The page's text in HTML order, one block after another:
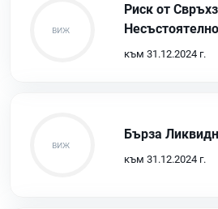
Риск от
към 31.12.2024 г.
Бърза
към 31.12.2024 г.